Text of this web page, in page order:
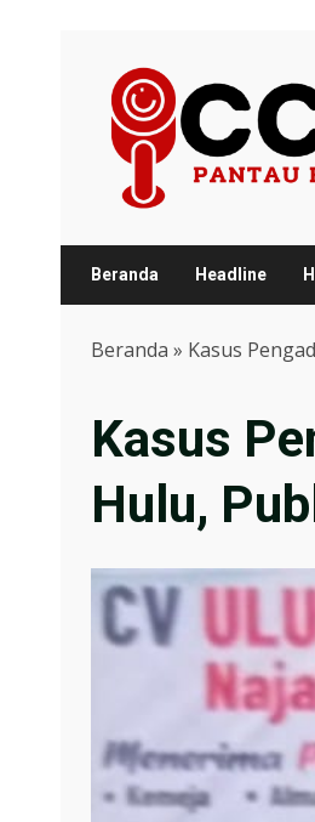
content
Beranda Headline
Beranda » Kasus
Kasus
Hulu,